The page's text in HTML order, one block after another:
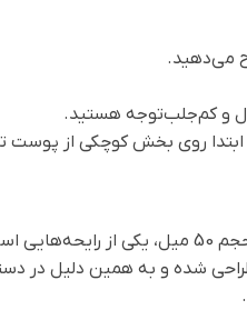
می‌دهید.
و کم‌جلب‌توجه هستید.
ابتدا روی بخش کوچکی از
در حجم 50 میل، یکی از
شده و به همین دلیل در